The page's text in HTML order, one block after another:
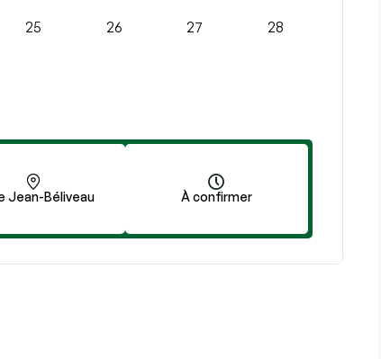
25 26 27 28
Jean-Béliveau À confirmer